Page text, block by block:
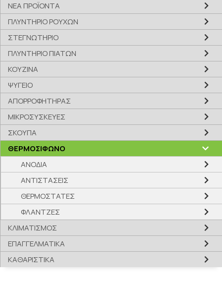
ΝΕΑ ΠΡΟΪΟΝΤΑ
ΠΛΥΝΤΗΡΙΟ ΡΟΥΧΩΝ
ΣΤΕΓΝΩΤΗΡΙΟ
ΠΛΥΝΤΗΡΙΟ ΠΙΑΤΩΝ
ΚΟΥΖΙΝΑ
ΨΥΓΕΙΟ
ΑΠΟΡΡΟΦΗΤΗΡΑΣ
ΜΙΚΡΟΣΥΣΚΕΥΕΣ
ΣΚΟΥΠΑ
ΘΕΡΜΟΣΙΦΩΝΟ
ΑΝΟΔΙΑ
ΑΝΤΙΣΤΑΣΕΙΣ
ΘΕΡΜΟΣΤΑΤΕΣ
ΦΛΑΝΤΖΕΣ
ΚΛΙΜΑΤΙΣΜΟΣ
ΕΠΑΓΓΕΛΜΑΤΙΚΑ
ΚΑΘΑΡΙΣΤΙΚΑ